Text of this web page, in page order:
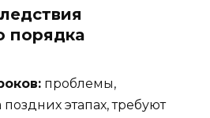
порядка
проблемы,
этапах, требуют